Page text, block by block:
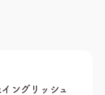
ングリッシュ